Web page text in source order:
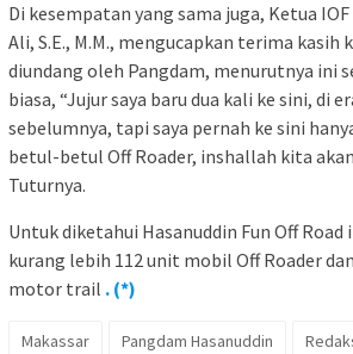
Di kesempatan yang sama juga, Ketua IOF
Ali, S.E., M.M., mengucapkan terima kasih
diundang oleh Pangdam, menurutnya ini
biasa, “Jujur saya baru dua kali ke sini, di
sebelumnya, tapi saya pernah ke sini
betul-betul Off Roader, inshallah kita
Tuturnya.
Untuk diketahui Hasanuddin Fun Off
kurang lebih 112 unit mobil Off Roader
motor trail . (*)
Makassar Pangdam Hasanuddin